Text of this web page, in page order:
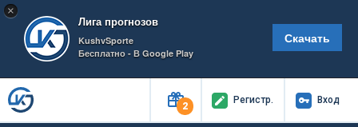
×
Лига прогнозов
KushvSporte
Бесплатно - В Google Play
Скачать
2
Регистр. Вход